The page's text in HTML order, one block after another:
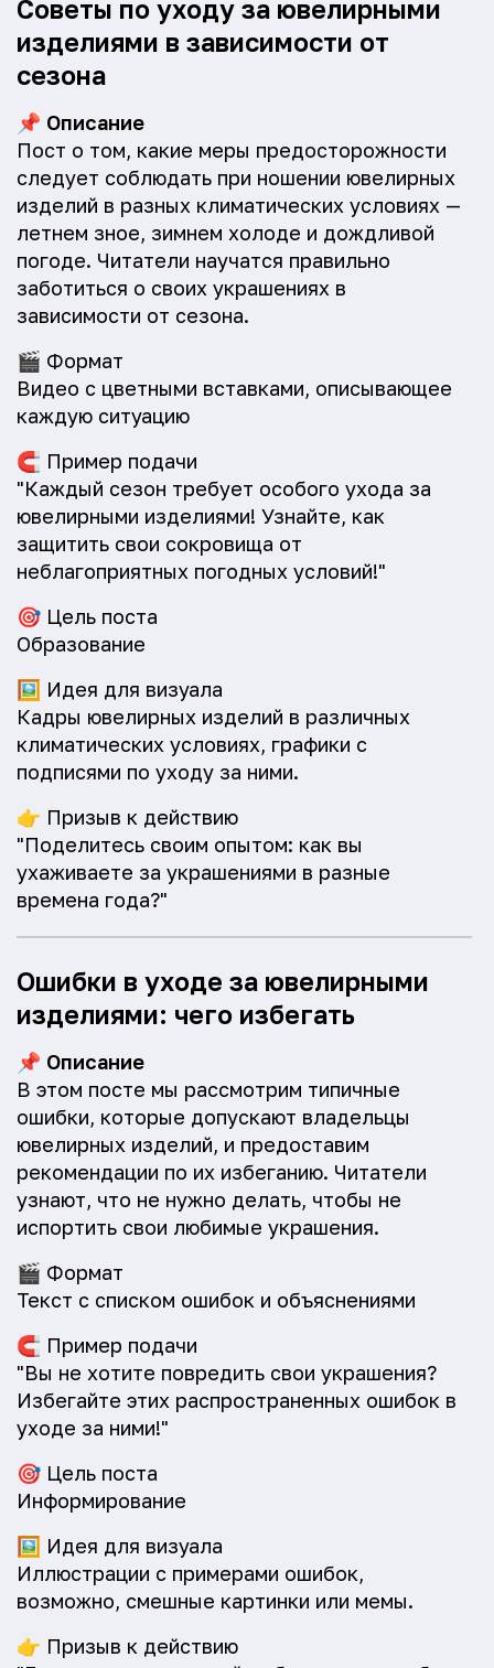
Советы по уходу за ювелирными
изделиями в зависимости от
сезона
📌 Описание
Пост о том, какие меры предосторожности
следует соблюдать при ношении ювелирных
изделий в разных климатических условиях —
летнем зное, зимнем холоде и дождливой
погоде. Читатели научатся правильно
заботиться о своих украшениях в
зависимости от сезона.
🎬 Формат
Видео с цветными вставками, описывающее
каждую ситуацию
🧲 Пример подачи
"Каждый сезон требует особого ухода за
ювелирными изделиями! Узнайте, как
защитить свои сокровища от
неблагоприятных погодных условий!"
🎯 Цель поста
Образование
🖼️ Идея для визуала
Кадры ювелирных изделий в различных
климатических условиях, графики с
подписями по уходу за ними.
👉 Призыв к действию
"Поделитесь своим опытом: как вы
ухаживаете за украшениями в разные
времена года?"
Ошибки в уходе за ювелирными
изделиями: чего избегать
📌 Описание
В этом посте мы рассмотрим типичные
ошибки, которые допускают владельцы
ювелирных изделий, и предоставим
рекомендации по их избеганию. Читатели
узнают, что не нужно делать, чтобы не
испортить свои любимые украшения.
🎬 Формат
Текст с списком ошибок и объяснениями
🧲 Пример подачи
"Вы не хотите повредить свои украшения?
Избегайте этих распространенных ошибок в
уходе за ними!"
🎯 Цель поста
Информирование
🖼️ Идея для визуала
Иллюстрации с примерами ошибок,
возможно, смешные картинки или мемы.
👉 Призыв к действию